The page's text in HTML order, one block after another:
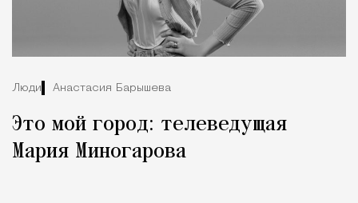
Люди Анастасия Барышева
Это мой город: телеведущая
Мария Миногарова